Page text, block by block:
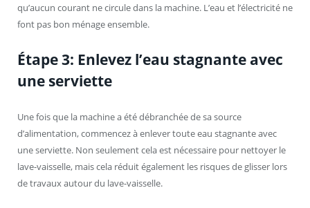
qu’aucun courant ne circule dans la machine. L’eau et l’électricité ne
font pas bon ménage ensemble.
Étape 3: Enlevez l’eau stagnante avec
une serviette
Une fois que la machine a été débranchée de sa source
d’alimentation, commencez à enlever toute eau stagnante avec
une serviette. Non seulement cela est nécessaire pour nettoyer le
lave-vaisselle, mais cela réduit également les risques de glisser lors
de travaux autour du lave-vaisselle.